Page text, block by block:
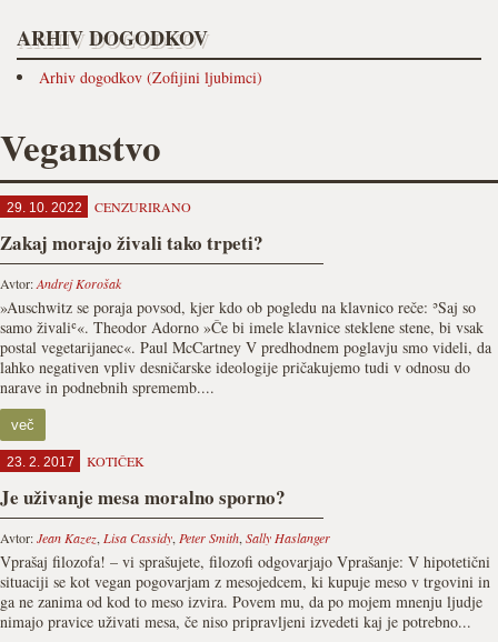
ARHIV DOGODKOV
Arhiv dogodkov (Zofijini ljubimci)
Veganstvo
29. 10. 2022 CENZURIRANO
Zakaj morajo živali tako trpeti?
Avtor:Andrej Korošak
»Auschwitz se poraja povsod, kjer kdo ob pogledu na klavnico reče: ʾSaj so
samo živaliʿ«. Theodor Adorno »Če bi imele klavnice steklene stene, bi vsak
postal vegetarijanec«. Paul McCartney V predhodnem poglavju smo videli, da
lahko negativen vpliv desničarske ideologije pričakujemo tudi v odnosu do
narave in podnebnih sprememb....
več
23. 2. 2017 KOTIČEK
Je uživanje mesa moralno sporno?
Avtor:Jean Kazez, Lisa Cassidy, Peter Smith, Sally Haslanger
Vprašaj filozofa! – vi sprašujete, filozofi odgovarjajo Vprašanje: V hipotetični
situaciji se kot vegan pogovarjam z mesojedcem, ki kupuje meso v trgovini in
ga ne zanima od kod to meso izvira. Povem mu, da po mojem mnenju ljudje
nimajo pravice uživati mesa, če niso pripravljeni izvedeti kaj je potrebno...